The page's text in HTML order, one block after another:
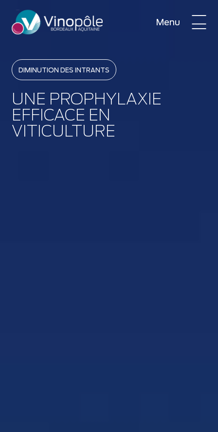
Menu
DIMINUTION DES INTRANTS
UNE PROPHYLAXIE
EFFICACE EN
VITICULTURE